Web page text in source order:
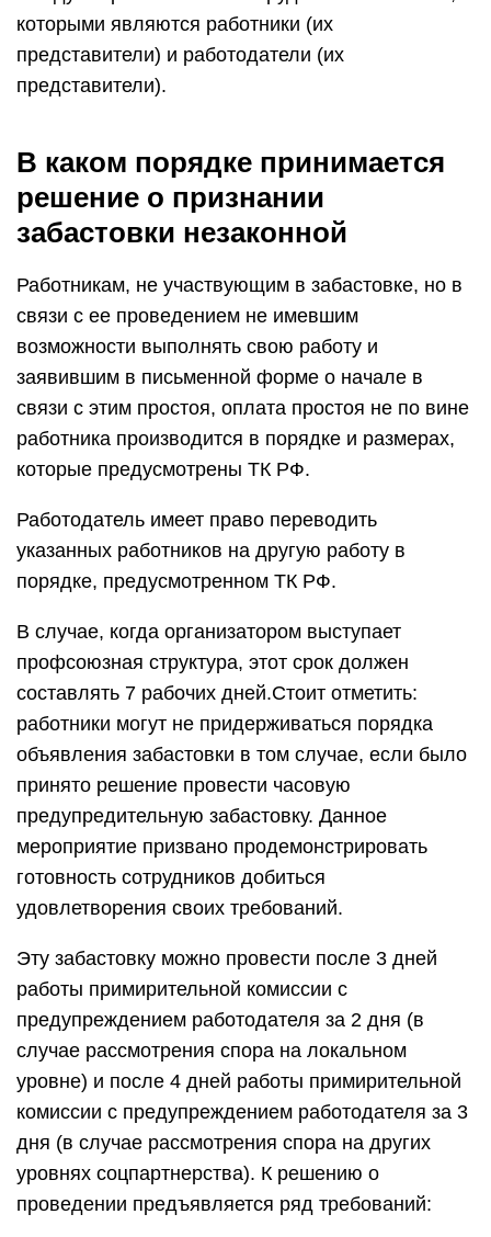
которыми являются работники (их
представители) и работодатели (их
представители).
В каком порядке принимается
решение о признании
забастовки незаконной
Работникам, не участвующим в забастовке, но в
связи с ее проведением не имевшим
возможности выполнять свою работу и
заявившим в письменной форме о начале в
связи с этим простоя, оплата простоя не по вине
работника производится в порядке и размерах,
которые предусмотрены ТК РФ.
Работодатель имеет право переводить
указанных работников на другую работу в
порядке, предусмотренном ТК РФ.
В случае, когда организатором выступает
профсоюзная структура, этот срок должен
составлять 7 рабочих дней.Стоит отметить:
работники могут не придерживаться порядка
объявления забастовки в том случае, если было
принято решение провести часовую
предупредительную забастовку. Данное
мероприятие призвано продемонстрировать
готовность сотрудников добиться
удовлетворения своих требований.
Эту забастовку можно провести после 3 дней
работы примирительной комиссии с
предупреждением работодателя за 2 дня (в
случае рассмотрения спора на локальном
уровне) и после 4 дней работы примирительной
комиссии с предупреждением работодателя за 3
дня (в случае рассмотрения спора на других
уровнях соцпартнерства). К решению о
проведении предъявляется ряд требований: